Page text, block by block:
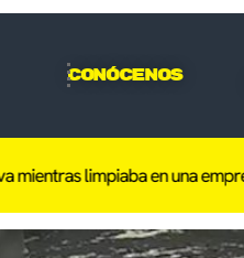
Conócenos
limpiaba en una empresa de